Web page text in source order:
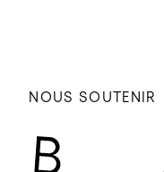
NOUS SOUTENIR